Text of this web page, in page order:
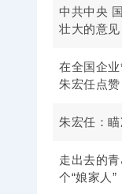
中共中央
壮大的意见
在全国企
朱宏任点赞
朱宏任：
走出去的
个“娘家人”